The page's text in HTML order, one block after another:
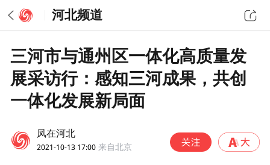
河北频道
三河市与通州区一体化高质量发
展采访行：感知三河成果，共创
一体化发展新局面
凤在河北
2021-10-13 17:00 来自北京